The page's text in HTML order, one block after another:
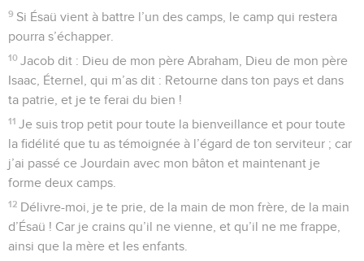
9 Si Ésaü vient à battre l’un des camps, le camp qui restera
pourra s’échapper.
10 Jacob dit : Dieu de mon père Abraham, Dieu de mon père
Isaac, Éternel, qui m’as dit : Retourne dans ton pays et dans
ta patrie, et je te ferai du bien !
11 Je suis trop petit pour toute la bienveillance et pour toute
la fidélité que tu as témoignée à l’égard de ton serviteur ; car
j’ai passé ce Jourdain avec mon bâton et maintenant je
forme deux camps.
12 Délivre-moi, je te prie, de la main de mon frère, de la main
d’Ésaü ! Car je crains qu’il ne vienne, et qu’il ne me frappe,
ainsi que la mère et les enfants.